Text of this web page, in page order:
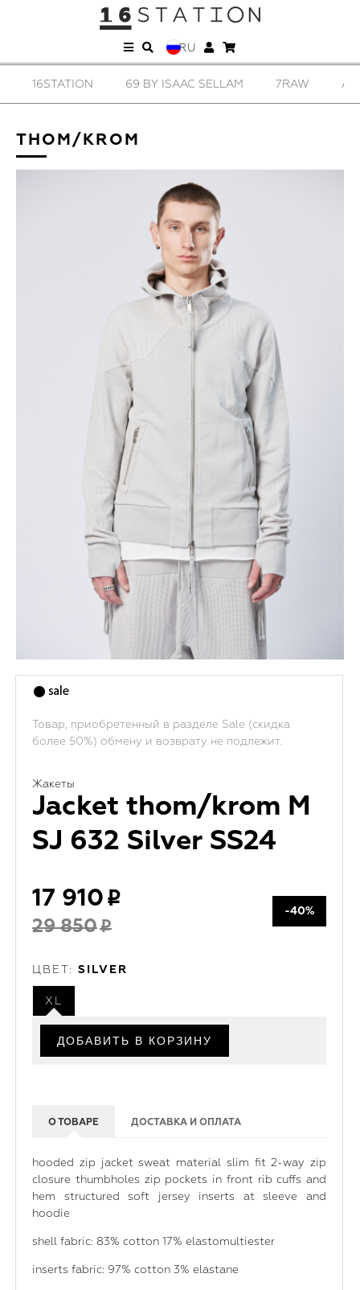
RU
16STATION 69 BY ISAAC SELLAM 7RAW
THOM/KROM
Товар, приобретенный в разделе Sale (скидка
более 50%) обмену и возврату не подлежит.
Жакеты
Jacket thom/krom M
SJ 632 Silver SS24
17 910
29 850
-40%
ЦВЕТ: SILVER
XL
О ТОВАРЕ ДОСТАВКА И ОПЛАТА
hooded zip jacket sweat material slim fit 2-way zip
closure thumbholes zip pockets in front rib cuffs and
hem structured soft jersey inserts at sleeve and
hoodie
shell fabric: 83% cotton 17% elastomultiester
inserts fabric: 97% cotton 3% elastane